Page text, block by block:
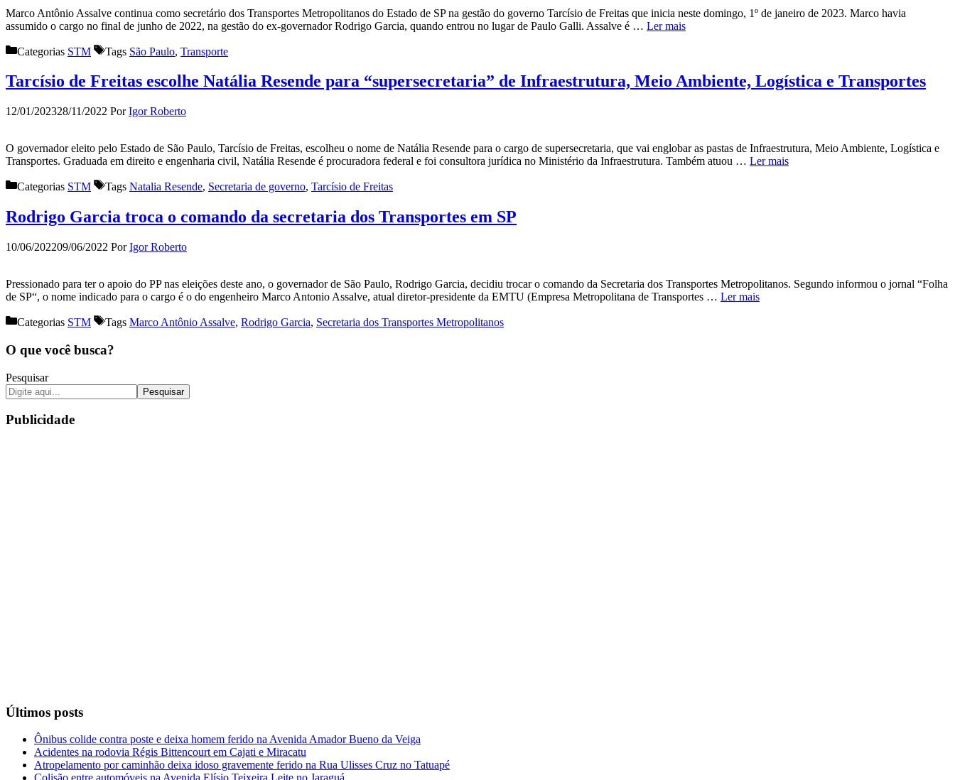
Marco Antônio Assalve continua como secretário dos Transportes Metropolitanos do Estado de SP na gestão do governo Tarcísio de Freitas que inicia neste domingo, 1º de janeiro de 2023. Marco havia
assumido o cargo no final de junho de 2022, na gestão do ex-governador Rodrigo Garcia, quando entrou no lugar de Paulo Galli. Assalve é … Ler mais
Categorias STM Tags São Paulo, Transporte
Tarcísio de Freitas escolhe Natália Resende para “supersecretaria” de Infraestrutura, Meio Ambiente, Logística e Transportes
12/01/202328/11/2022 PorIgor Roberto
O governador eleito pelo Estado de São Paulo, Tarcísio de Freitas, escolheu o nome de Natália Resende para o cargo de supersecretaria, que vai englobar as pastas de Infraestrutura, Meio Ambiente, Logística e
Transportes. Graduada em direito e engenharia civil, Natália Resende é procuradora federal e foi consultora jurídica no Ministério da Infraestrutura. Também atuou … Ler mais
Categorias STM Tags Natalia Resende, Secretaria de governo, Tarcísio de Freitas
Rodrigo Garcia troca o comando da secretaria dos Transportes em SP
10/06/202209/06/2022 PorIgor Roberto
Pressionado para ter o apoio do PP nas eleições deste ano, o governador de São Paulo, Rodrigo Garcia, decidiu trocar o comando da Secretaria dos Transportes Metropolitanos. Segundo informou o jornal “Folha
de SP“, o nome indicado para o cargo é o do engenheiro Marco Antonio Assalve, atual diretor-presidente da EMTU (Empresa Metropolitana de Transportes … Ler mais
Categorias STM Tags Marco Antônio Assalve, Rodrigo Garcia, Secretaria dos Transportes Metropolitanos
O que você busca?
Pesquisar
Pesquisar
Publicidade
Últimos posts
Ônibus colide contra poste e deixa homem ferido na Avenida Amador Bueno da Veiga
Acidentes na rodovia Régis Bittencourt em Cajati e Miracatu
Atropelamento por caminhão deixa idoso gravemente ferido na Rua Ulisses Cruz no Tatuapé